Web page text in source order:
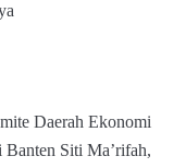
Daerah Ekonomi
Siti Ma’rifah,